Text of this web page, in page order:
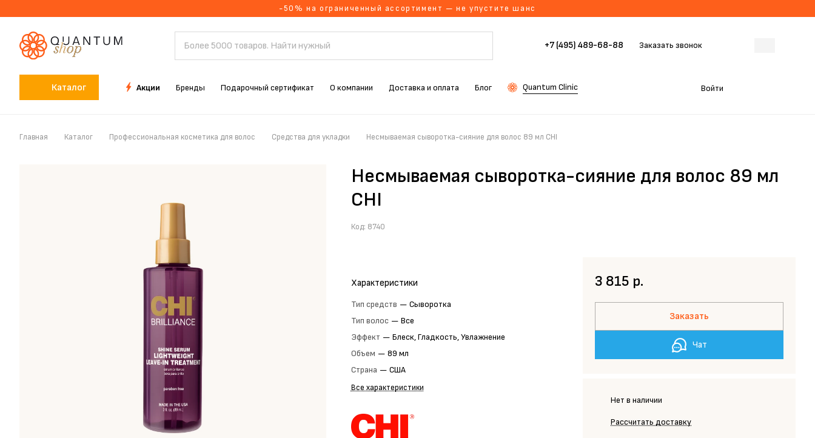
-50% на ограниченный ассортимент — не упустите шанс
+7 (495) 489-68-88 Заказать звонок
Каталог Акции Бренды Подарочный сертификат О компании Доставка и оплата Блог Quantum Clinic Войти
Главная Каталог Профессиональная косметика для волос Средства для укладки Несмываемая сыворотка-сияние для волос 89 мл CHI
Несмываемая сыворотка-сияние для волос 89 мл
CHI
Код: 8740
Характеристики
Тип средств — Сыворотка
Тип волос — Все
Эффект — Блеск, Гладкость, Увлажнение
Объем — 89 мл
Страна — США
Все характеристики
3 815 р.
Заказать
Чат
Нет в наличии
Рассчитать доставку